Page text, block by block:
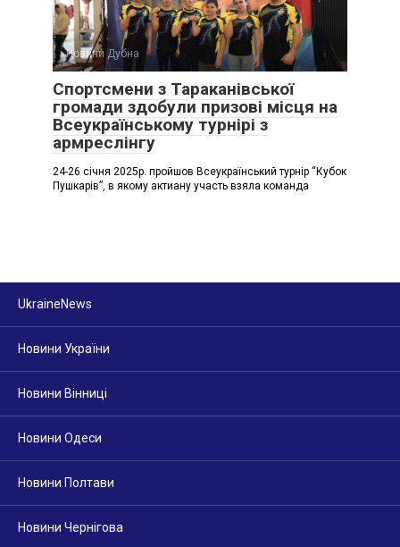
Новини Дубна
Спортсмени з Тараканівської
громади здобули призові місця на
Всеукраїнському турнірі з
армреслінгу
24-26 січня 2025р. пройшов Всеукраїнський турнір “Кубок
Пушкарів”, в якому актиану участь взяла команда
UkraineNews
Новини України
Новини Вінниці
Новини Одеси
Новини Полтави
Новини Чернігова